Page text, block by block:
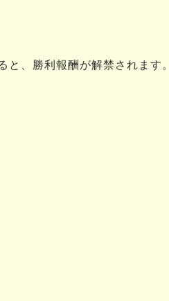
と、勝利報酬が解禁されます。